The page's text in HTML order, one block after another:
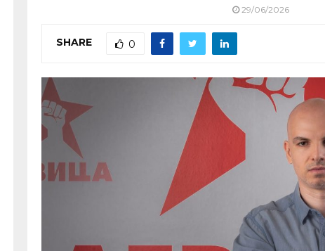
29/06/2026
SHARE 0